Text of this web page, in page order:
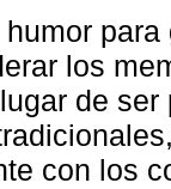
los
de
con los